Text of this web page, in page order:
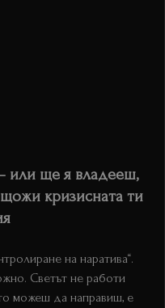
или ще я владееш,
кризисната ти
на наратива“.
Светът не работи
можеш да направиш, е